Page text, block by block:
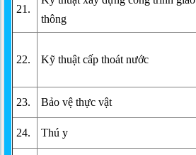
21.
thông
22. Kỹ thuật cấp thoát nước
23. Bảo vệ thực vật
24. Thú y